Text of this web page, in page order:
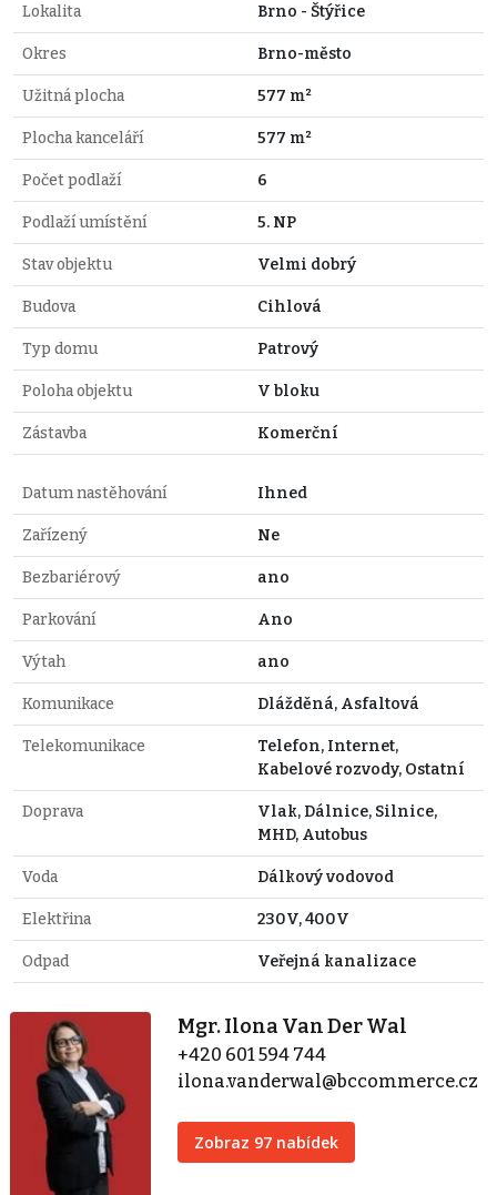
Lokalita Brno - Štýřice
Okres Brno-město
Užitná plocha 577 m²
Plocha kanceláří 577 m²
Počet podlaží 6
Podlaží umístění 5. NP
Stav objektu Velmi dobrý
Budova Cihlová
Typ domu Patrový
Poloha objektu V bloku
Zástavba Komerční
Datum nastěhování Ihned
Zařízený Ne
Bezbariérový ano
Parkování Ano
Výtah ano
Komunikace Dlážděná, Asfaltová
Telekomunikace
Telefon, Internet,
Kabelové rozvody, Ostatní
Doprava
Vlak, Dálnice, Silnice,
MHD, Autobus
Voda Dálkový vodovod
Elektřina 230V, 400V
Odpad Veřejná kanalizace
Mgr. Ilona Van Der Wal
+420 601 594 744
ilona.vanderwal@bccommerce.cz
Zobraz 97 nabídek